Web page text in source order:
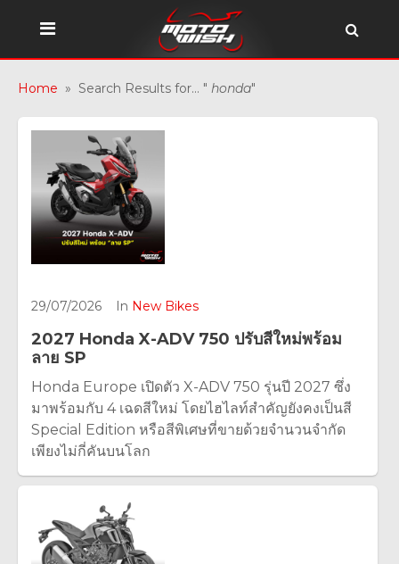
Home » Search Results for... " honda"
29/07/2026 In New Bikes
2027 Honda X-ADV 750 ปรับสีใหม่พร้อม
ลาย SP
Honda Europe เปิดตัว X-ADV 750 รุ่นปี 2027 ซึ่ง
มาพร้อมกับ 4 เฉดสีใหม่ โดยไฮไลท์สำคัญยังคงเป็นสี
Special Edition หรือสีพิเศษที่ขายด้วยจำนวนจำกัด
เพียงไม่กี่คันบนโลก